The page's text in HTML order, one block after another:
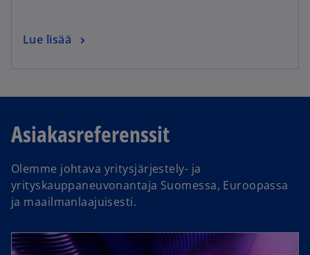
Lue lisää
Asiakasreferenssit
Olemme johtava yritysjärjestely- ja
yrityskauppaneuvonantaja Suomessa, Euroopassa
ja maailmanlaajuisesti.